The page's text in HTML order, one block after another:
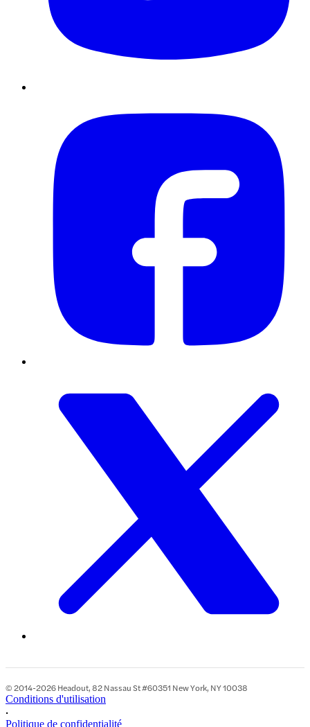
© 2014-2026 Headout, 82 Nassau St #60351 New York, NY 10038
Conditions d'utilisation
•
Politique de confidentialité